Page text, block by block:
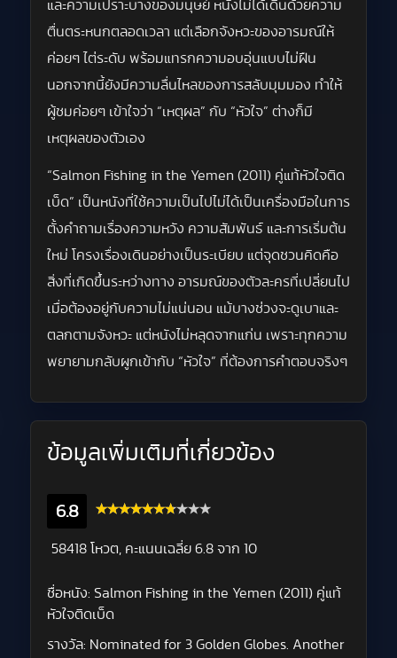
และความเปราะบางของมนุษย์ หนังไม่ได้เดินด้วยความ
ตื่นตระหนกตลอดเวลา แต่เลือกจังหวะของอารมณ์ให้
ค่อยๆ ไต่ระดับ พร้อมแทรกความอบอุ่นแบบไม่ฝืน
นอกจากนี้ยังมีความลื่นไหลของการสลับมุมมอง ทำให้
ผู้ชมค่อยๆ เข้าใจว่า “เหตุผล” กับ “หัวใจ” ต่างก็มี
เหตุผลของตัวเอง
“Salmon Fishing in the Yemen (2011) คู่แท้หัวใจติด
เบ็ด” เป็นหนังที่ใช้ความเป็นไปไม่ได้เป็นเครื่องมือในการ
ตั้งคำถามเรื่องความหวัง ความสัมพันธ์ และการเริ่มต้น
ใหม่ โครงเรื่องเดินอย่างเป็นระเบียบ แต่จุดชวนคิดคือ
สิ่งที่เกิดขึ้นระหว่างทาง อารมณ์ของตัวละครที่เปลี่ยนไป
เมื่อต้องอยู่กับความไม่แน่นอน แม้บางช่วงจะดูเบาและ
ตลกตามจังหวะ แต่หนังไม่หลุดจากแก่น เพราะทุกความ
พยายามกลับผูกเข้ากับ “หัวใจ” ที่ต้องการคำตอบจริงๆ
ข้อมูลเพิ่มเติมที่เกี่ยวข้อง
6.8
58418 โหวต, คะแนนเฉลี่ย 6.8 จาก 10
ชื่อหนัง: Salmon Fishing in the Yemen (2011) คู่แท้
หัวใจติดเบ็ด
รางวัล: Nominated for 3 Golden Globes. Another